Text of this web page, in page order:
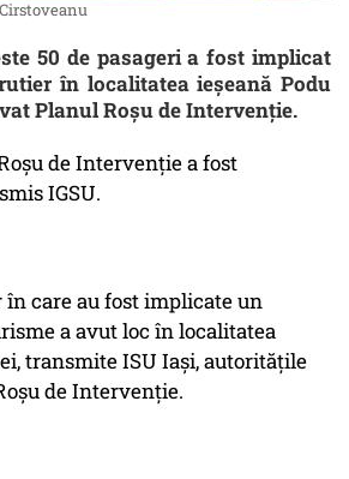
50 de pasageri a fost implicat
în localitatea ieșeană Podu
Planul Roșu de Intervenție.
de Intervenție a fost
IGSU.
care au fost implicate un
a avut loc în localitatea
transmite ISU Iași, autoritățile
de Intervenție.